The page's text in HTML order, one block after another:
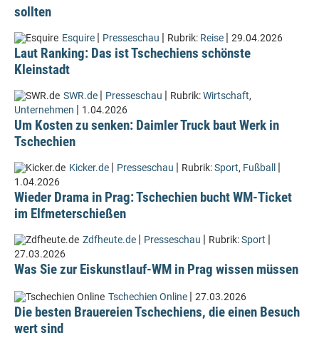
sollten
Esquire | Presseschau | Rubrik: Reise | 29.04.2026
Laut Ranking: Das ist Tschechiens schönste
Kleinstadt
SWR.de | Presseschau | Rubrik:Wirtschaft,
Unternehmen | 1.04.2026
Um Kosten zu senken: Daimler Truck baut Werk in
Tschechien
Kicker.de | Presseschau | Rubrik:Sport, Fußball |
1.04.2026
Wieder Drama in Prag: Tschechien bucht WM-Ticket
im Elfmeterschießen
Zdfheute.de | Presseschau | Rubrik:Sport |
27.03.2026
Was Sie zur Eiskunstlauf-WM in Prag wissen müssen
Tschechien Online | 27.03.2026
Die besten Brauereien Tschechiens, die einen Besuch
wert sind